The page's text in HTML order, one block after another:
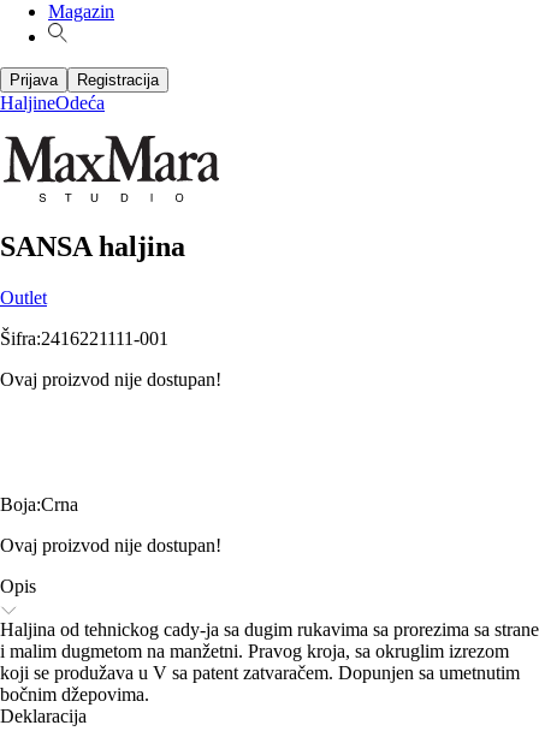
Magazin
Prijava Registracija
HaljineOdeća
SANSA haljina
Outlet
Šifra:2416221111-001
Ovaj proizvod nije dostupan!
Boja:Crna
Ovaj proizvod nije dostupan!
Opis
Haljina od tehnickog cady-ja sa dugim rukavima sa prorezima sa strane
i malim dugmetom na manžetni. Pravog kroja, sa okruglim izrezom
koji se produžava u V sa patent zatvaračem. Dopunjen sa umetnutim
bočnim džepovima.
Deklaracija